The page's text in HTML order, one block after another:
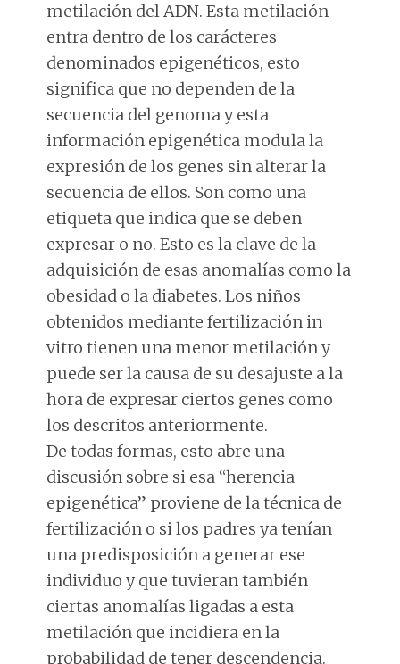
metilación del ADN. Esta metilación
entra dentro de los carácteres
denominados epigenéticos, esto
significa que no dependen de la
secuencia del genoma y esta
información epigenética modula la
expresión de los genes sin alterar la
secuencia de ellos. Son como una
etiqueta que indica que se deben
expresar o no. Esto es la clave de la
adquisición de esas anomalías como la
obesidad o la diabetes. Los niños
obtenidos mediante fertilización in
vitro tienen una menor metilación y
puede ser la causa de su desajuste a la
hora de expresar ciertos genes como
los descritos anteriormente.
De todas formas, esto abre una
discusión sobre si esa “herencia
epigenética” proviene de la técnica de
fertilización o si los padres ya tenían
una predisposición a generar ese
individuo y que tuvieran también
ciertas anomalías ligadas a esta
metilación que incidiera en la
probabilidad de tener descendencia.